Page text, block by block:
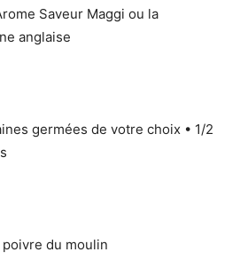
Saveur Maggi ou la
anglaise
germées de votre choix • 1/2
poivre du moulin